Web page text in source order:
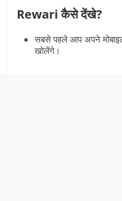
Rewari कैसे देंखे?
सबसे पहले आप अपने
खोलेंगे।